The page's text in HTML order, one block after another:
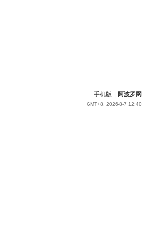
手机版 阿波罗网
GMT+8, 2026-8-7 12:40